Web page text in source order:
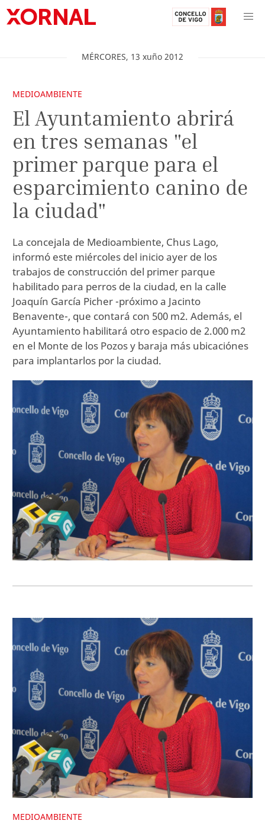
MÉRCORES, 13 xuño 2012
MEDIOAMBIENTE
El Ayuntamiento abrirá
en tres semanas "el
primer parque para el
esparcimiento canino de
la ciudad"
La concejala de Medioambiente, Chus Lago,
informó este miércoles del inicio ayer de los
trabajos de construcción del primer parque
habilitado para perros de la ciudad, en la calle
Joaquín García Picher -próximo a Jacinto
Benavente-, que contará con 500 m2. Además, el
Ayuntamiento habilitará otro espacio de 2.000 m2
en el Monte de los Pozos y baraja más ubicaciónes
para implantarlos por la ciudad.
MEDIOAMBIENTE